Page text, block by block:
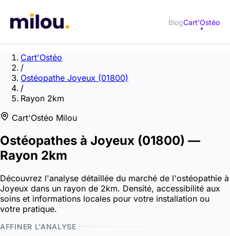
BlogCart'Ostéo
Cart'Ostéo
/
Ostéopathe Joyeux (01800)
/
Rayon 2km
Cart'Ostéo Milou
Ostéopathes à Joyeux (01800) —
Rayon 2km
Découvrez l'analyse détaillée du marché de l'ostéopathie à
Joyeux dans un rayon de 2km. Densité, accessibilité aux
soins et informations locales pour votre installation ou
votre pratique.
AFFINER L'ANALYSE